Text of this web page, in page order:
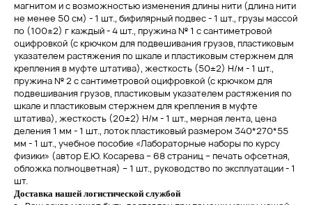
магнитом и с возможностью изменения длины нити (длина нити
не менее 50 см) - 1 шт., бифилярный подвес - 1 шт., грузы массой
по (100±2) г каждый - 4 шт., пружина № 1 с сантиметровой
оцифровкой (с крючком для подвешивания грузов, пластиковым
указателем растяжения по шкале и пластиковым стержнем для
крепления в муфте штатива), жесткость (50±2) Н/м - 1 шт.,
пружина № 2 с сантиметровой оцифровкой (с крючком для
подвешивания грузов, пластиковым указателем растяжения по
шкале и пластиковым стержнем для крепления в муфте
штатива), жесткость (20±2) Н/м - 1 шт., мерная лента, цена
деления 1 мм - 1 шт., лоток пластиковый размером 340*270*55
мм​ - 1 шт., учебное пособие «Лабораторные наборы по курсу
физики» (автор Е.Ю. Косарева – 68 страниц – печать офсетная,
обложка полноцветная) – 1 шт., руководство по эксплуатации - 1
шт.​
Доставка нашей логистической службой